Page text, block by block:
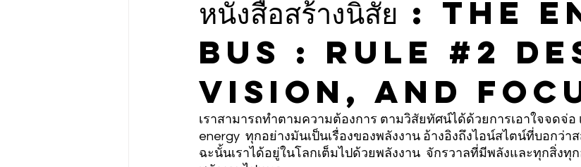
หนังสือสร้างนิสัย : The
Bus : Rule #2
Vision, and
เราสามารถทำตามความต้องการ ตามวิสัยทัศน์ได้ด้วยการเอาใจจดจ่อ
energy  ทุกอย่างมันเป็นเรื่องของพลังงาน อ้างอิงถึงไอน์สไตน์ที่บอกว่า
ฉะนั้นเราได้อยู่ในโลกเต็มไปด้วยพลังงาน  จักรวาลที่มีพลังและทุกสิ่งทุ